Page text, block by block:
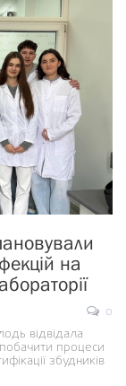
на
0
відвідала
процеси
збудників